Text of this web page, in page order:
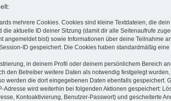
mehrere Cookies. Cookies sind kleine Textdateien, die
aktuelle ID deiner Sitzung (damit dir alle Seitenaufrufe
bist) sowie Informationen über deine Teilnahme
ID gespeichert. Die Cookies haben standardmäßig
in deinem Profil oder deinem persönlichem Bereich
den Betreiber weitere Daten als notwendig festgelegt
werden die dort eingegebenen Daten ebenfalls gespeichert.
wird weiterhin bei folgenden Aktionen gespeichert:
Kontoaktivierung, Benutzer-Passwort) und gescheiterte